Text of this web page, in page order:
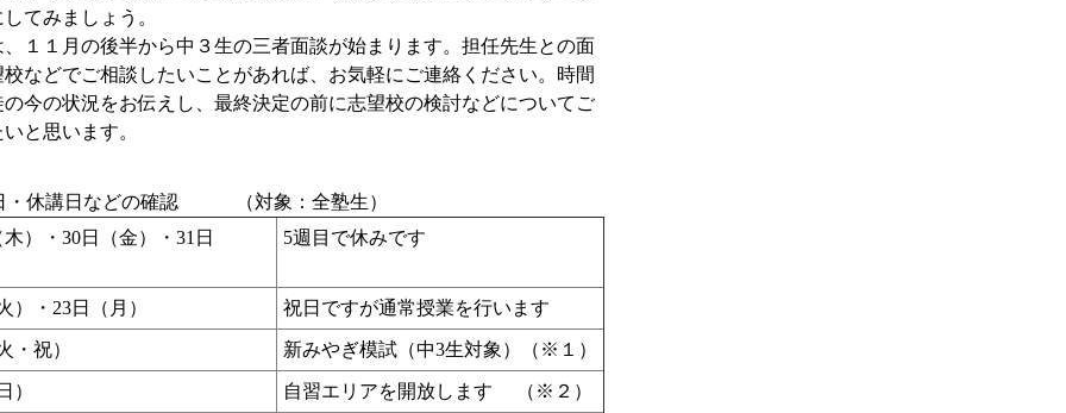
てみましょう。
１１月の後半から中３生の三者面談が始まります。担任先生との面
などでご相談したいことがあれば、お気軽にご連絡ください。時間
今の状況をお伝えし、最終決定の前に志望校の検討などについてご
と思います。
・休講日などの確認 （対象：全塾生）
木）・30日（金）・31日
5週目で休みです
）・23日（月） 祝日ですが通常授業を行います
・祝） 新みやぎ模試（中3生対象）（※１）
） 自習エリアを開放します （※２）